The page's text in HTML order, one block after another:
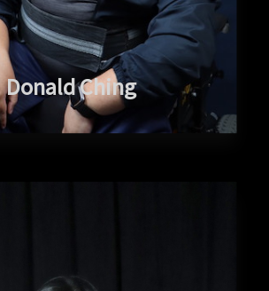
Donald Ching